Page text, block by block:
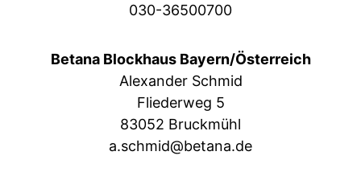
030-36500700
Betana Blockhaus Bayern/Österreich
Alexander Schmid
Fliederweg 5
83052 Bruckmühl
a.schmid@betana.de